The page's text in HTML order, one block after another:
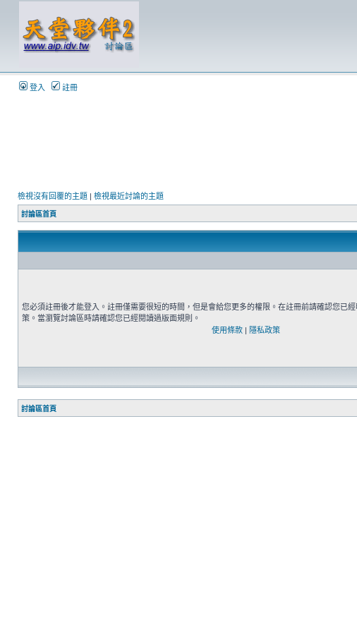
登入 註冊
檢視沒有回覆的主題 | 檢視最近討論的主題
討論區首頁
您必須註冊後才能登入。註冊僅需要很短的時間，但是會給您更多的權限。在註冊前請確認您已
策。當瀏覽討論區時請確認您已經閱讀過版面規則。
使用條款 | 隱私政策
討論區首頁